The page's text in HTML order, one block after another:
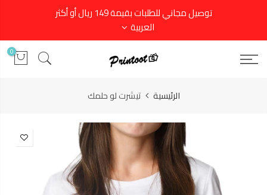
توصيل مجاني للطلبات بقيمة 149 ريال أو أكثر
العربية
0
الرئيسية تيشرت لو حلمك